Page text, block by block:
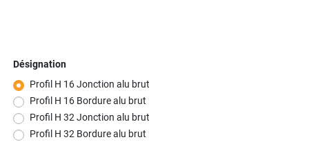
Désignation
Profil H 16 Jonction alu brut
Profil H 16 Bordure alu brut
Profil H 32 Jonction alu brut
Profil H 32 Bordure alu brut